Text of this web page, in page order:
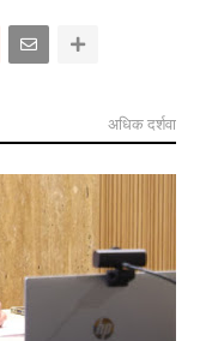
अधिक दर्शवा